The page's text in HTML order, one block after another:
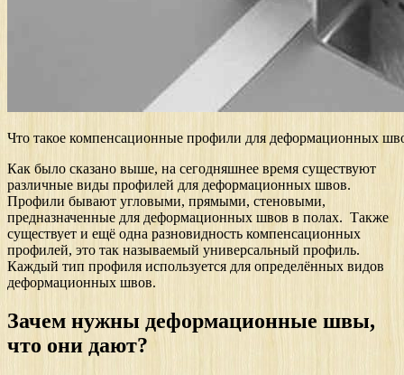
Что такое компенсационные профили для деформационных
Как было сказано выше, на сегодняшнее время существуют
различные виды профилей для деформационных швов.
Профили бывают угловыми, прямыми, стеновыми,
предназначенные для деформационных швов в полах. Также
существует и ещё одна разновидность компенсационных
профилей, это так называемый универсальный профиль.
Каждый тип профиля используется для определённых видов
деформационных швов.
Зачем нужны деформационные швы,
что они дают?